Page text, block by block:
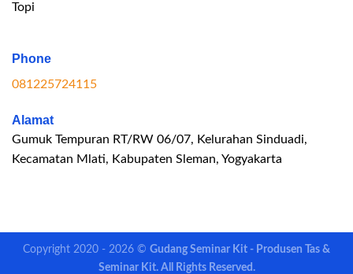
Topi
Phone
081225724115
Alamat
Gumuk Tempuran RT/RW 06/07, Kelurahan Sinduadi,
Kecamatan Mlati, Kabupaten Sleman, Yogyakarta
Copyright 2020 - 2026 © Gudang Seminar Kit - Produsen Tas &
Seminar Kit. All Rights Reserved.